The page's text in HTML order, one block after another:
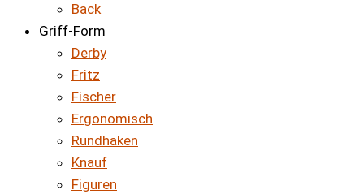
Back
Griff-Form
Derby
Fritz
Fischer
Ergonomisch
Rundhaken
Knauf
Figuren